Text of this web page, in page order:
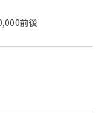
前後